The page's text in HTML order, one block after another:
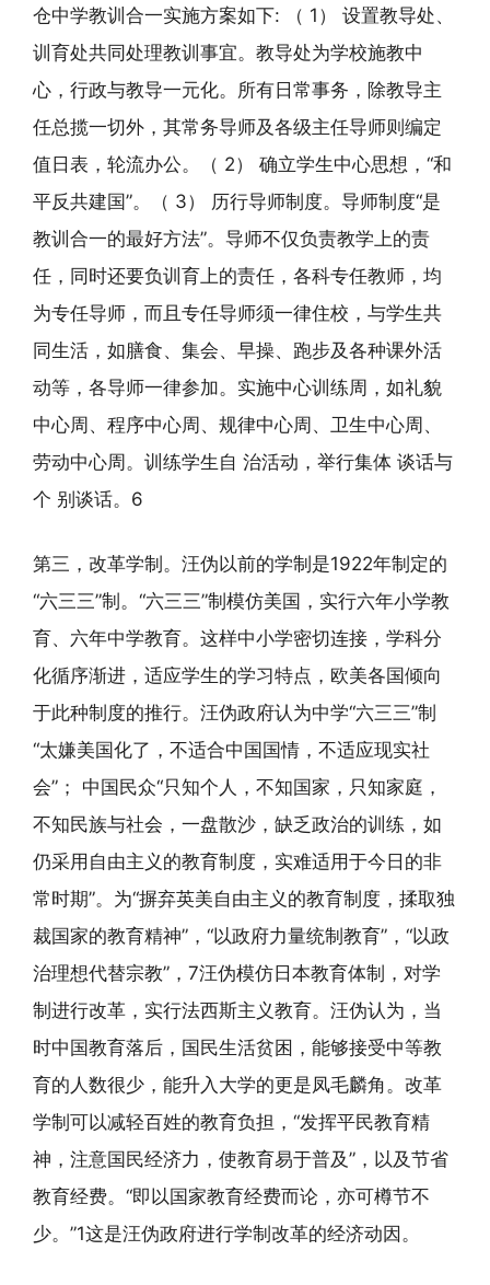
仓中学教训合一实施方案如下: （ 1） 设置教导处、
训育处共同处理教训事宜。教导处为学校施教中
心，行政与教导一元化。所有日常事务，除教导主
任总揽一切外，其常务导师及各级主任导师则编定
值日表，轮流办公。（ 2） 确立学生中心思想，“和
平反共建国”。（ 3） 历行导师制度。导师制度“是
教训合一的最好方法”。导师不仅负责教学上的责
任，同时还要负训育上的责任，各科专任教师，均
为专任导师，而且专任导师须一律住校，与学生共
同生活，如膳食、集会、早操、跑步及各种课外活
动等，各导师一律参加。实施中心训练周，如礼貌
中心周、程序中心周、规律中心周、卫生中心周、
劳动中心周。训练学生自 治活动，举行集体 谈话与
个 别谈话。6
第三，改革学制。汪伪以前的学制是1922年制定的
“六三三”制。“六三三”制模仿美国，实行六年小学教
育、六年中学教育。这样中小学密切连接，学科分
化循序渐进，适应学生的学习特点，欧美各国倾向
于此种制度的推行。汪伪政府认为中学“六三三”制
“太嫌美国化了，不适合中国国情，不适应现实社
会”； 中国民众“只知个人，不知国家，只知家庭，
不知民族与社会，一盘散沙，缺乏政治的训练，如
仍采用自由主义的教育制度，实难适用于今日的非
常时期”。为“摒弃英美自由主义的教育制度，揉取独
裁国家的教育精神”，“以政府力量统制教育”，“以政
治理想代替宗教”，7汪伪模仿日本教育体制，对学
制进行改革，实行法西斯主义教育。汪伪认为，当
时中国教育落后，国民生活贫困，能够接受中等教
育的人数很少，能升入大学的更是凤毛麟角。改革
学制可以减轻百姓的教育负担，“发挥平民教育精
神，注意国民经济力，使教育易于普及”，以及节省
教育经费。“即以国家教育经费而论，亦可樽节不
少。”1这是汪伪政府进行学制改革的经济动因。